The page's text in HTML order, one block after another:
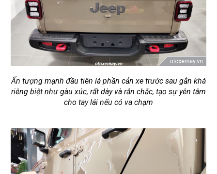
Ấn tượng mạnh đầu tiên là phần cản xe trước sau gắn khá
riêng biệt như gàu xúc, rất dày và rắn chắc, tạo sự yên tâm
cho tay lái nếu có va chạm